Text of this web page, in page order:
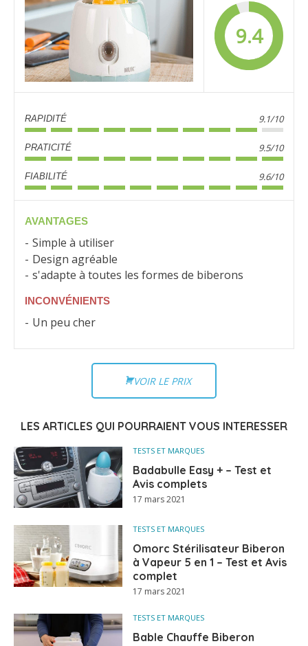
9.4
RAPIDITÉ 9.1/10
PRATICITÉ 9.5/10
FIABILITÉ 9.6/10
AVANTAGES
Simple à utiliser
Design agréable
s'adapte à toutes les formes de biberons
INCONVÉNIENTS
Un peu cher
VOIR LE PRIX
LES ARTICLES QUI POURRAIENT VOUS INTERESSER
TESTS ET MARQUES
Badabulle Easy + – Test et
Avis complets
17 mars 2021
TESTS ET MARQUES
Omorc Stérilisateur Biberon
à Vapeur 5 en 1 – Test et Avis
complet
17 mars 2021
TESTS ET MARQUES
Bable Chauffe Biberon